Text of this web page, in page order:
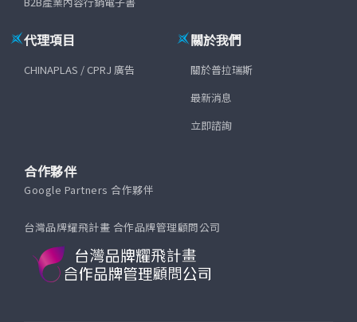
代理項目
CHINAPLAS / CPRJ 廣告
關於我們
關於普拉瑞斯
最新消息
立即諮詢
合作夥伴
Google Partners 合作夥伴
台灣品牌耀飛計畫 合作品牌管理顧問公司